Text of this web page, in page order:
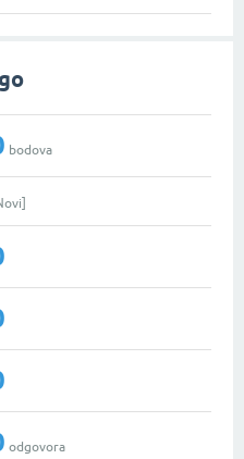
bodova
odgovora